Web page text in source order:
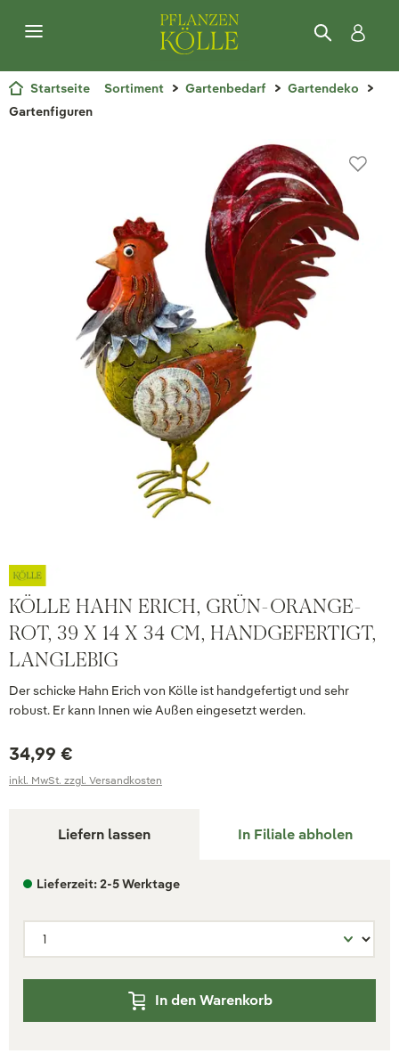
Startseite Sortiment Gartenbedarf
Gartendeko
Gartenfiguren
KÖLLE HAHN ERICH, GRÜN-ORANGE-
ROT, 39 X 14 X 34 CM, HANDGEFERTIGT,
LANGLEBIG
Der schicke Hahn Erich von Kölle ist handgefertigt und sehr
robust. Er kann Innen wie Außen eingesetzt werden.
34,99 €
inkl. MwSt. zzgl. Versandkosten
Liefern lassen In Filiale abholen
Lieferzeit: 2-5 Werktage
In den Warenkorb